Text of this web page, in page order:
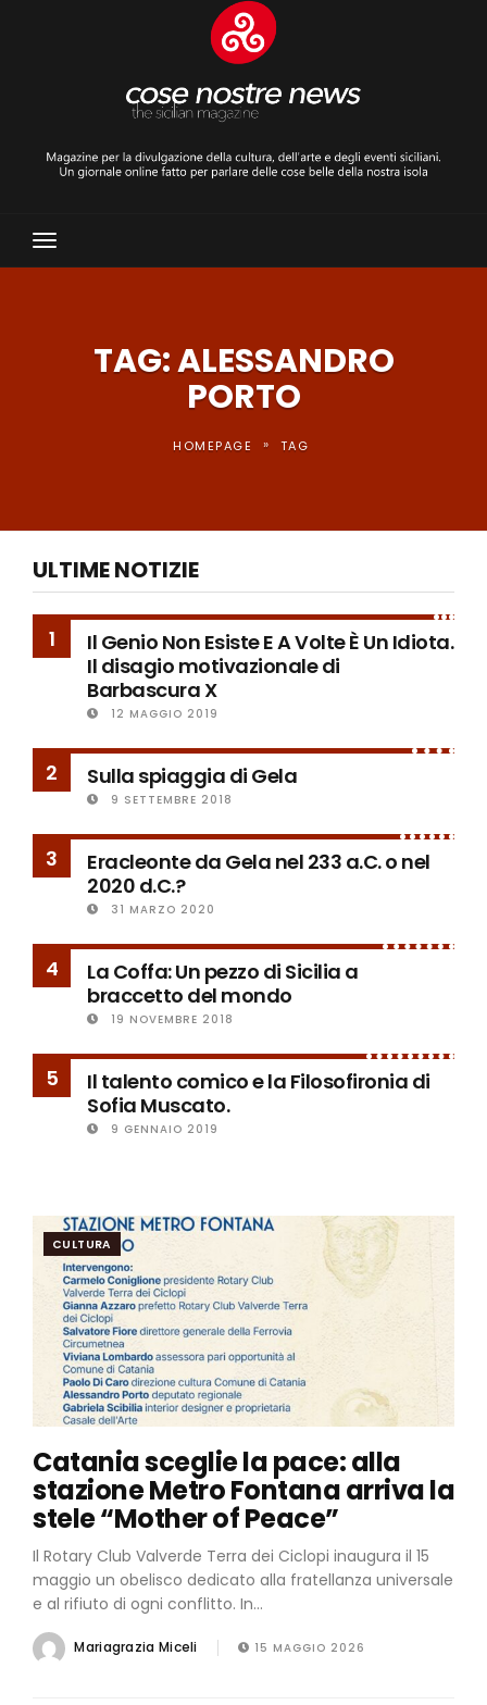
Toggle
Navigation
TAG: ALESSANDRO
PORTO
HOMEPAGE » TAG
ULTIME NOTIZIE
1
Il Genio Non Esiste E A Volte È Un Idiota.
Il disagio motivazionale di
Barbascura X
12 MAGGIO 2019
2 Sulla spiaggia di Gela
9 SETTEMBRE 2018
3
Eracleonte da Gela nel 233 a.C. o nel
2020 d.C.?
31 MARZO 2020
4
La Coffa: Un pezzo di Sicilia a
braccetto del mondo
19 NOVEMBRE 2018
5
Il talento comico e la Filosofironia di
Sofia Muscato.
9 GENNAIO 2019
CULTURA
Catania sceglie la pace: alla
stazione Metro Fontana arriva la
stele “Mother of Peace”
Il Rotary Club Valverde Terra dei Ciclopi inaugura il 15
maggio un obelisco dedicato alla fratellanza universale
e al rifiuto di ogni conflitto. In...
Mariagrazia Miceli 15 MAGGIO 2026